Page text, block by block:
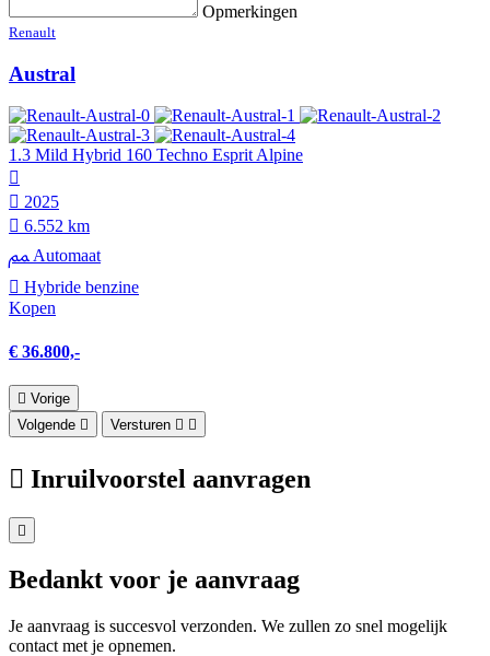
Opmerkingen
Renault
Austral
1.3 Mild Hybrid 160 Techno Esprit Alpine
2025
6.552 km
Automaat
Hybride benzine
Kopen
€ 36.800,-
Vorige
Volgende
Versturen
Inruilvoorstel aanvragen
Bedankt voor je aanvraag
Je aanvraag is succesvol verzonden. We zullen zo snel mogelijk
contact met je opnemen.